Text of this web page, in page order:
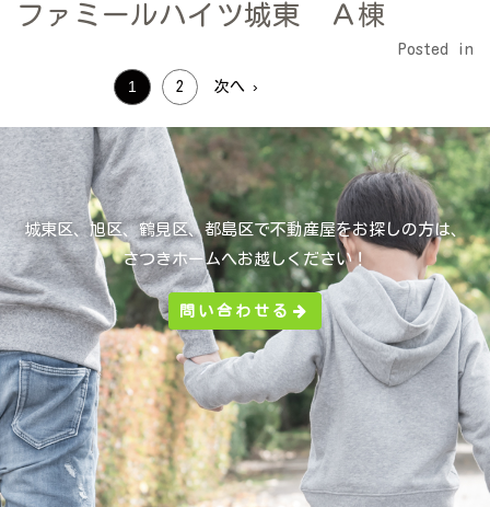
ファミールハイツ城東 Ａ棟
Posted in
1 2 次へ ›
城東区、旭区、鶴見区、都島区で不動産屋をお探しの方は、
さつきホームへお越しください！
問い合わせる